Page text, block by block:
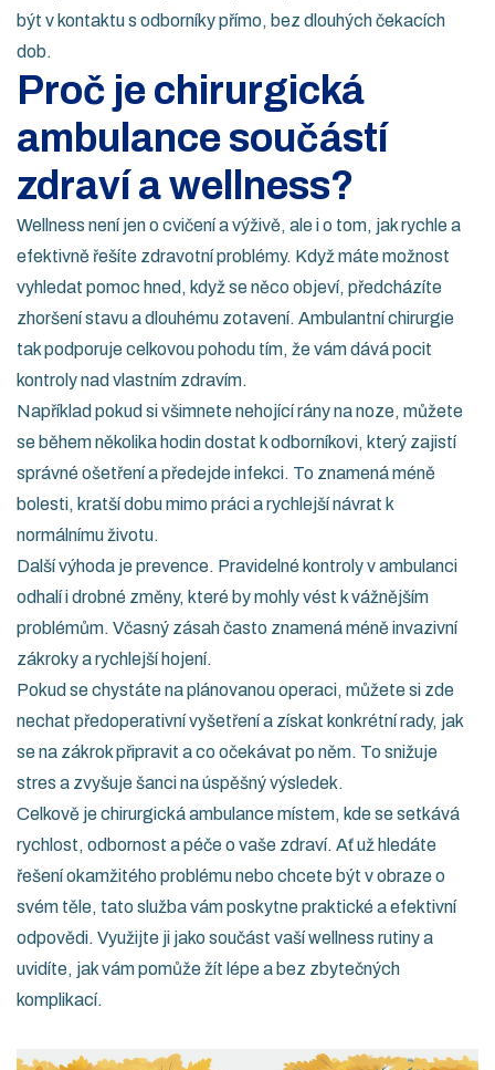
být v kontaktu s odborníky přímo, bez dlouhých čekacích
dob.
Proč je chirurgická
ambulance součástí
zdraví a wellness?
Wellness není jen o cvičení a výživě, ale i o tom, jak rychle a
efektivně řešíte zdravotní problémy. Když máte možnost
vyhledat pomoc hned, když se něco objeví, předcházíte
zhoršení stavu a dlouhému zotavení. Ambulantní chirurgie
tak podporuje celkovou pohodu tím, že vám dává pocit
kontroly nad vlastním zdravím.
Například pokud si všimnete nehojící rány na noze, můžete
se během několika hodin dostat k odborníkovi, který zajistí
správné ošetření a předejde infekci. To znamená méně
bolesti, kratší dobu mimo práci a rychlejší návrat k
normálnímu životu.
Další výhoda je prevence. Pravidelné kontroly v ambulanci
odhalí i drobné změny, které by mohly vést k vážnějším
problémům. Včasný zásah často znamená méně invazivní
zákroky a rychlejší hojení.
Pokud se chystáte na plánovanou operaci, můžete si zde
nechat předoperativní vyšetření a získat konkrétní rady, jak
se na zákrok připravit a co očekávat po něm. To snižuje
stres a zvyšuje šanci na úspěšný výsledek.
Celkově je chirurgická ambulance místem, kde se setkává
rychlost, odbornost a péče o vaše zdraví. Ať už hledáte
řešení okamžitého problému nebo chcete být v obraze o
svém těle, tato služba vám poskytne praktické a efektivní
odpovědi. Využijte ji jako součást vaší wellness rutiny a
uvidíte, jak vám pomůže žít lépe a bez zbytečných
komplikací.